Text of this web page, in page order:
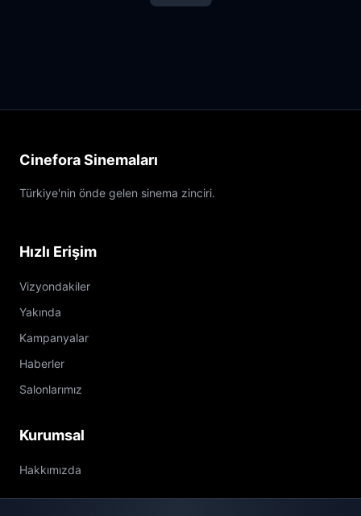
Cinefora Sinemaları
Türkiye'nin önde gelen sinema zinciri.
Hızlı Erişim
Vizyondakiler
Yakında
Kampanyalar
Haberler
Salonlarımız
Kurumsal
Hakkımızda